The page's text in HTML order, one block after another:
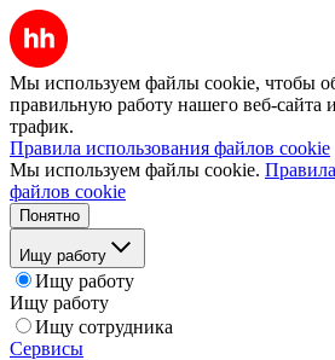
Мы используем файлы cookie, чтобы
правильную работу нашего веб-сайта
трафик.
Правила использования файлов cookie
Мы используем файлы cookie.
файлов cookie
Понятно
Ищу работу
Ищу работу
Ищу работу
Ищу сотрудника
Сервисы